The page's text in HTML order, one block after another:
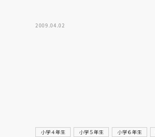
2009.04.02
小学４年生 小学５年生 小学６年生